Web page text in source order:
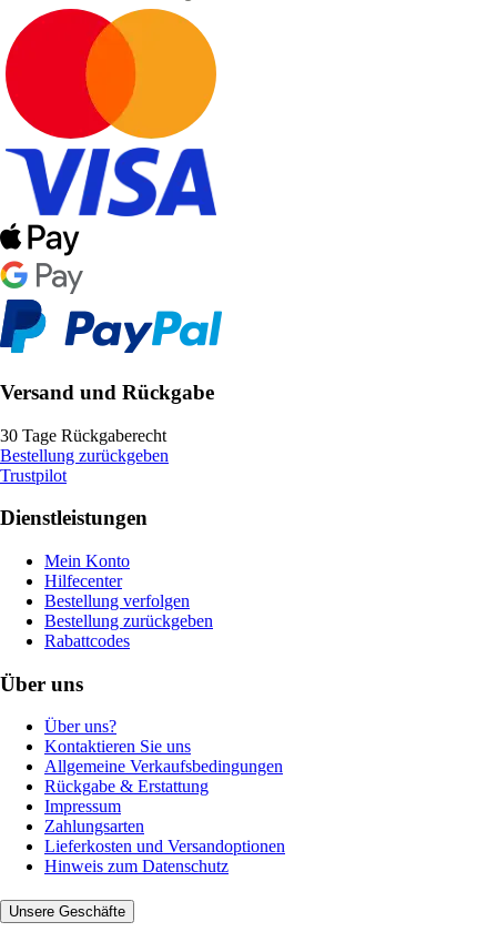
Versand und Rückgabe
30 Tage Rückgaberecht
Bestellung zurückgeben
Trustpilot
Dienstleistungen
Mein Konto
Hilfecenter
Bestellung verfolgen
Bestellung zurückgeben
Rabattcodes
Über uns
Über uns?
Kontaktieren Sie uns
Allgemeine Verkaufsbedingungen
Rückgabe & Erstattung
Impressum
Zahlungsarten
Lieferkosten und Versandoptionen
Hinweis zum Datenschutz
Unsere Geschäfte